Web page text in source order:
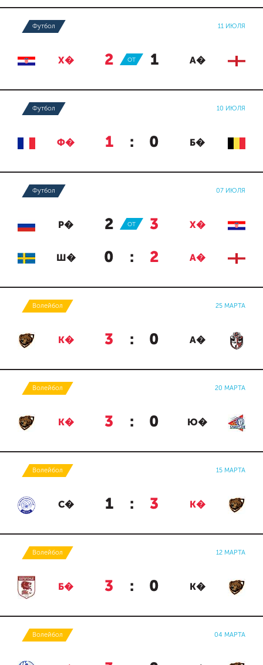
Футбол 11 ИЮЛЯ
Х� 2 : 1 А�
ОТ
Футбол 10 ИЮЛЯ
Ф� 1 : 0 Б�
Футбол 07 ИЮЛЯ
Р� 2 : 3 Х�
ОТ
Ш� 0 : 2 А�
Волейбол 25 МАРТА
К� 3 : 0 А�
Волейбол 20 МАРТА
К� 3 : 0 Ю�
Волейбол 15 МАРТА
С� 1 : 3 К�
Волейбол 12 МАРТА
Б� 3 : 0 К�
Волейбол 04 МАРТА